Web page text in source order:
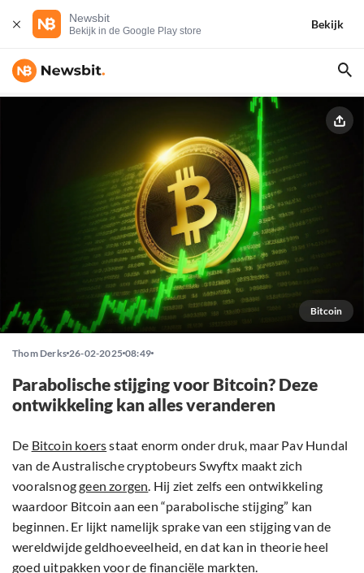
Newsbit
Bekijk in de Google Play store
Bekijk
Bitcoin
Thom Derks 26-02-2025 08:49
Parabolische stijging voor Bitcoin? Deze
ontwikkeling kan alles veranderen
De Bitcoin koersstaat enorm onder druk, maar Pav Hundal
van de Australische cryptobeurs Swyftx maakt zich
vooralsnoggeen zorgen. Hij ziet zelfs een ontwikkeling
waardoor Bitcoin aan een “parabolische stijging” kan
beginnen. Er lijkt namelijk sprake van een stijging van de
wereldwijde geldhoeveelheid, en dat kan in theorie heel
goed uitpakken voor de financiële markten.